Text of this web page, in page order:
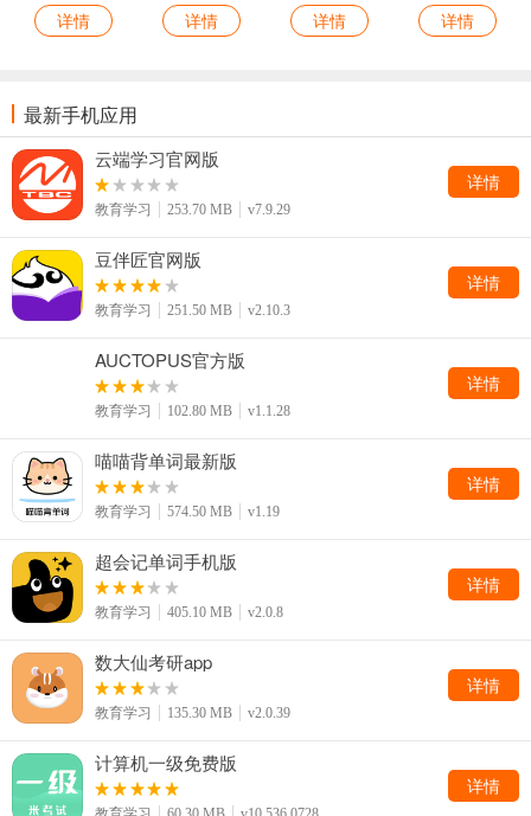
详情
详情
详情
详情
最新手机应用
云端学习官网版
教育学习 253.70 MB v7.9.29
详情
豆伴匠官网版
教育学习 251.50 MB v2.10.3
详情
AUCTOPUS官方版
教育学习 102.80 MB v1.1.28
详情
喵喵背单词最新版
教育学习 574.50 MB v1.19
详情
超会记单词手机版
教育学习 405.10 MB v2.0.8
详情
数大仙考研app
教育学习 135.30 MB v2.0.39
详情
计算机一级免费版
详情